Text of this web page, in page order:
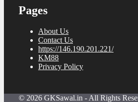
Pages
About Us
Contact Us
https://146.190.201.221/
KM88
Privacy Policy
© 2026 GKSawal.in - All Rights